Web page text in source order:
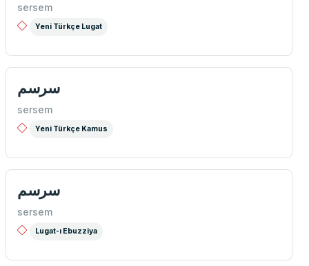
sersem
Yeni Türkçe Lugat
سرسم
sersem
Yeni Türkçe Kamus
سرسم
sersem
Lugat-ı Ebuzziya